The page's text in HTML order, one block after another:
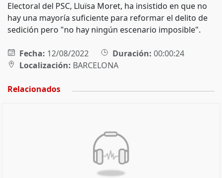
Electoral del PSC, Lluïsa Moret, ha insistido en que no
hay una mayoría suficiente para reformar el delito de
sedición pero "no hay ningún escenario imposible".
Fecha: 12/08/2022 Duración: 00:00:24
Localización: BARCELONA
Relacionados